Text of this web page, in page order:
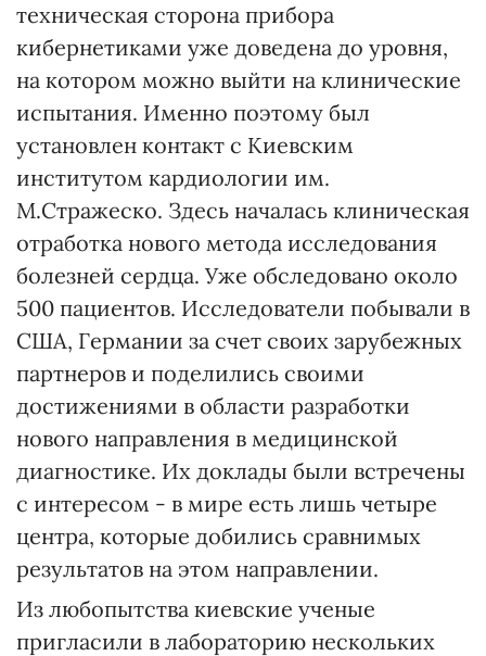
техническая сторона прибора
кибернетиками уже доведена до уровня,
на котором можно выйти на клинические
испытания. Именно поэтому был
установлен контакт с Киевским
институтом кардиологии им.
М.Стражеско. Здесь началась клиническая
отработка нового метода исследования
болезней сердца. Уже обследовано около
500 пациентов. Исследователи побывали в
США, Германии за счет своих зарубежных
партнеров и поделились своими
достижениями в области разработки
нового направления в медицинской
диагностике. Их доклады были встречены
с интересом - в мире есть лишь четыре
центра, которые добились сравнимых
результатов на этом направлении.
Из любопытства киевские ученые
пригласили в лабораторию нескольких